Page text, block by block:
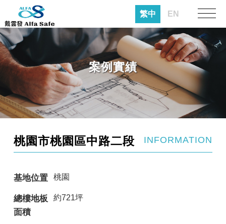
繁中 EN
案例實績
桃園市桃園區中路二段 INFORMATION
基地位置 桃園
總樓地板
面積
約721坪